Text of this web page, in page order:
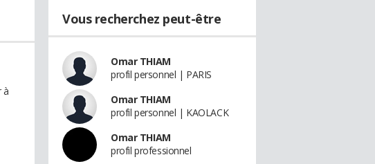
à
Vous recherchez peut-être
Omar THIAM
profil personnel | PARIS
Omar THIAM
profil personnel | KAOLACK
Omar THIAM
profil professionnel